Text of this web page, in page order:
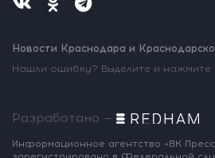
Новости Краснодара и
Нашли ошибку? Выделите и нажмите
Разработано —
Информационное агентство «ВК